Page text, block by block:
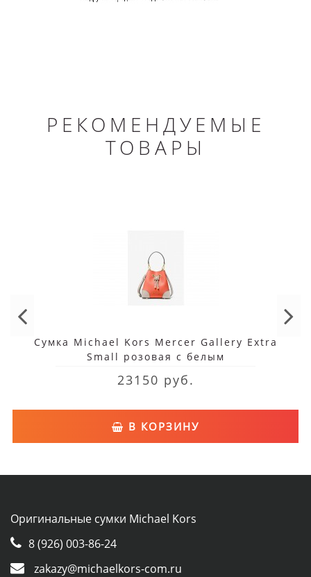
РЕКОМЕНДУЕМЫЕ
ТОВАРЫ
Сумка Michael Kors Mercer Gallery Extra
Small розовая с белым
23150 руб.
В КОРЗИНУ
Оригинальные сумки Michael Kors
8 (926) 003-86-24
zakazy@michaelkors-com.ru